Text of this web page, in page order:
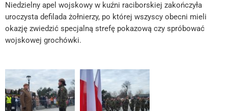
Niedzielny apel wojskowy w kuźni raciborskiej zakończyła
uroczysta defilada żołnierzy, po której wszyscy obecni mieli
okazję zwiedzić specjalną strefę pokazową czy spróbować
wojskowej grochówki.